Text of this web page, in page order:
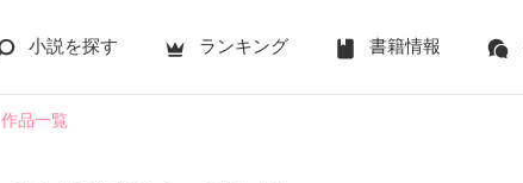
小説を探す ランキング 書籍情報
作品一覧